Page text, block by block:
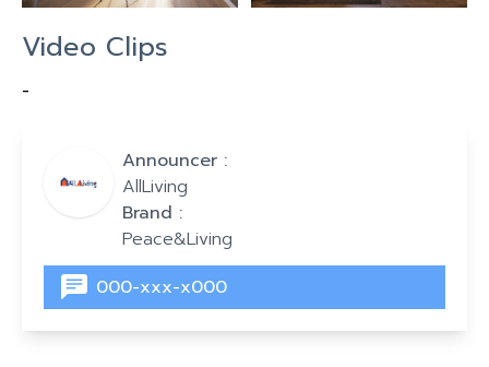
Video Clips
-
Announcer :
AllLiving
Brand :
Peace&Living
000-xxx-x000